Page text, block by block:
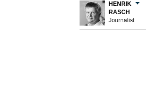
HENRIK
RASCH
Journalist